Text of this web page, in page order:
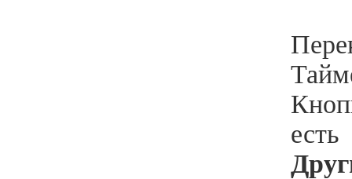
есть